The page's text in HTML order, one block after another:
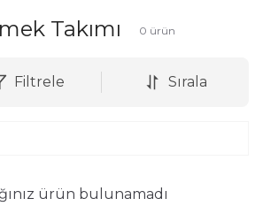
Takımı 0 ürün
Filtrele Sırala
ürün bulunamadı